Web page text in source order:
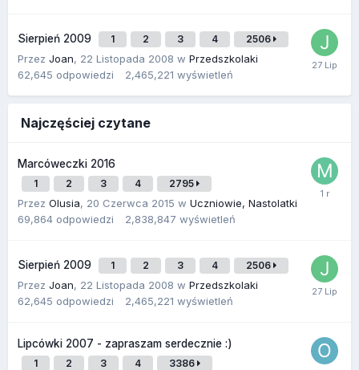
Sierpień 2009 1 2 3 4 2506
Przez Joan, 22 Listopada 2008 w Przedszkolaki
62,645 odpowiedzi 2,465,221 wyświetleń
Najczęściej czytane
Marcóweczki 2016
1 2 3 4 2795
Przez Olusia, 20 Czerwca 2015 w Uczniowie, Nastolatki
69,864 odpowiedzi 2,838,847 wyświetleń
Sierpień 2009 1 2 3 4 2506
Przez Joan, 22 Listopada 2008 w Przedszkolaki
62,645 odpowiedzi 2,465,221 wyświetleń
Lipcówki 2007 - zapraszam serdecznie :)
1 2 3 4 3386